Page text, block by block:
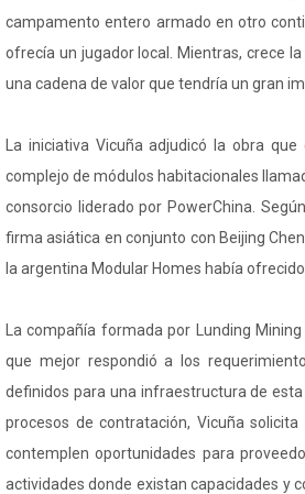
campamento entero armado en otro
ofrecía un jugador local. Mientras, crece
una cadena de valor que tendría un gran
La iniciativa Vicuña adjudicó la obra
complejo de módulos habitacionales
consorcio liderado por PowerChina.
firma asiática en conjunto con Beijing
la argentina Modular Homes había ofrecido
La compañía formada por Lunding
que mejor respondió a los
definidos para una infraestructura de
procesos de contratación, Vicuña
contemplen oportunidades para
actividades donde existan capacidades y